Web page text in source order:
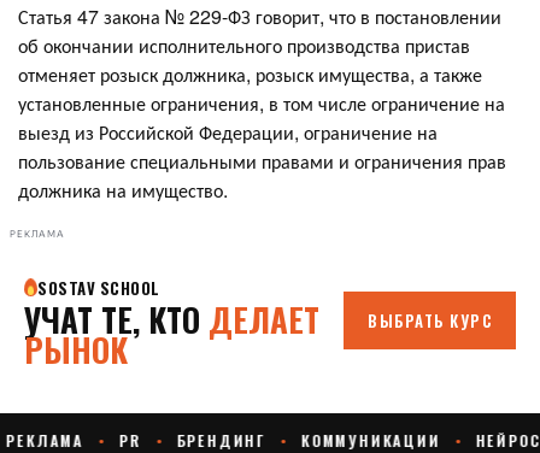
Статья 47 закона № 229-ФЗ говорит, что в постановлении
об окончании исполнительного производства пристав
отменяет розыск должника, розыск имущества, а также
установленные ограничения, в том числе ограничение на
выезд из Российской Федерации, ограничение на
пользование специальными правами и ограничения прав
должника на имущество.
РЕКЛАМА